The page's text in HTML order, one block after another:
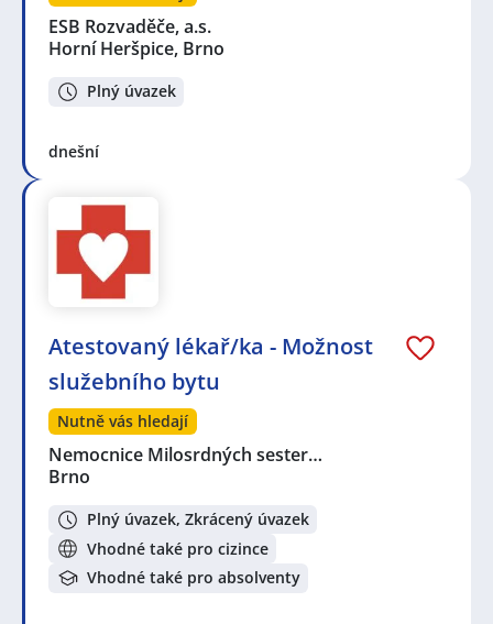
ESB Rozvaděče, a.s.
Horní Heršpice, Brno
Plný úvazek
dnešní
Atestovaný lékař/ka - Možnost
služebního bytu
Nutně vás hledají
Nemocnice Milosrdných sester…
Brno
Plný úvazek, Zkrácený úvazek
Vhodné také pro cizince
Vhodné také pro absolventy